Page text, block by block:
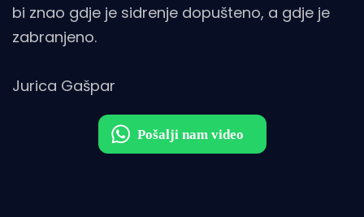
bi znao gdje je sidrenje dopušteno, a gdje je
zabranjeno.
Jurica Gašpar